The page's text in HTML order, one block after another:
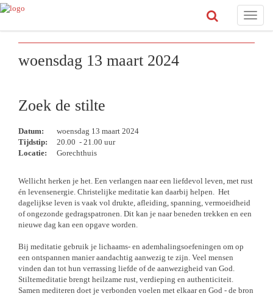
Toggle
woensdag 13 maart 2024
Zoek de stilte
Datum:
woensdag 13 maart 2024
Tijdstip:
20.00 - 21.00 uur
Locatie:
Gorechthuis
Wellicht herken je het. Een verlangen naar een liefdevol leven, met rust
én levensenergie. Christelijke meditatie kan daarbij helpen. Het
dagelijkse leven is vaak vol drukte, afleiding, spanning, vermoeidheid
of ongezonde gedragspatronen. Dit kan je naar beneden trekken en een
nieuwe dag kan een opgave worden.
Bij meditatie gebruik je lichaams- en ademhalingsoefeningen om op
een ontspannen manier aandachtig aanwezig te zijn. Veel mensen
vinden dan tot hun verrassing liefde of de aanwezigheid van God.
Stiltemeditatie brengt heilzame rust, verdieping en authenticiteit.
Samen mediteren doet je verbonden voelen met elkaar en God - de bron